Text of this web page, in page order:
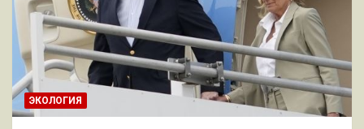
ЭКОЛОГИЯ